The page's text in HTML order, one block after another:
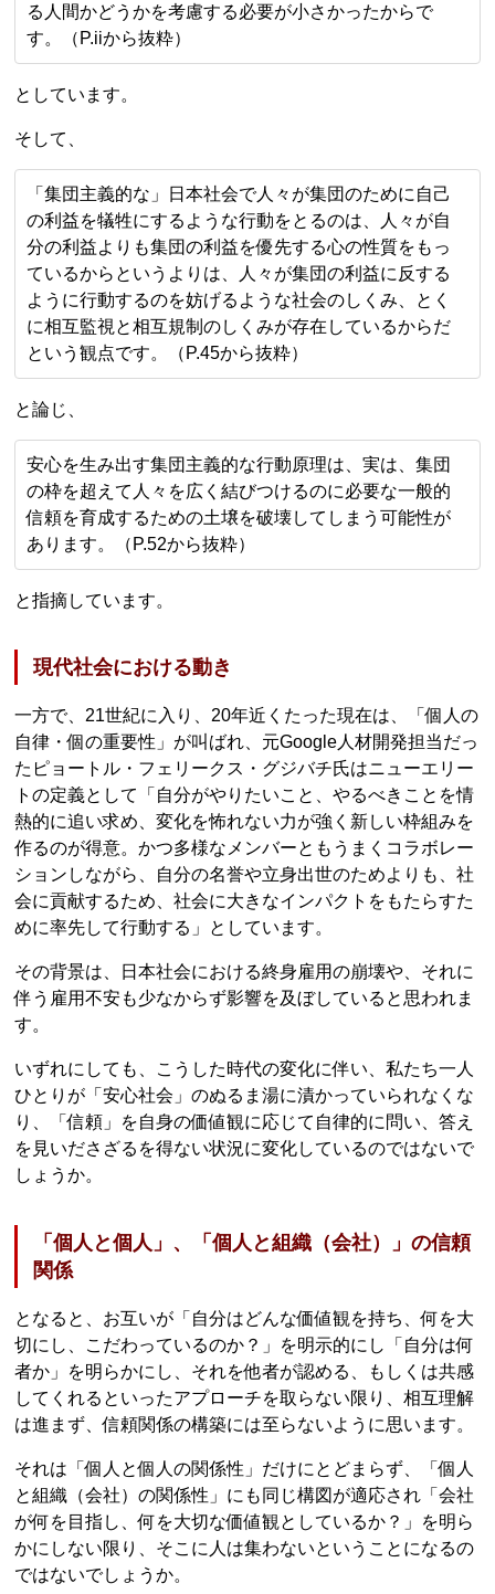
る人間かどうかを考慮する必要が小さかったからで
す。（P.iiから抜粋）
としています。
そして、
「集団主義的な」日本社会で人々が集団のために自己
の利益を犠牲にするような行動をとるのは、人々が自
分の利益よりも集団の利益を優先する心の性質をもっ
ているからというよりは、人々が集団の利益に反する
ように行動するのを妨げるような社会のしくみ、とく
に相互監視と相互規制のしくみが存在しているからだ
という観点です。（P.45から抜粋）
と論じ、
安心を生み出す集団主義的な行動原理は、実は、集団
の枠を超えて人々を広く結びつけるのに必要な一般的
信頼を育成するための土壌を破壊してしまう可能性が
あります。（P.52から抜粋）
と指摘しています。
現代社会における動き
一方で、21世紀に入り、20年近くたった現在は、「個人の
自律・個の重要性」が叫ばれ、元Google人材開発担当だっ
たピョートル・フェリークス・グジバチ氏はニューエリー
トの定義として「自分がやりたいこと、やるべきことを情
熱的に追い求め、変化を怖れない力が強く新しい枠組みを
作るのが得意。かつ多様なメンバーともうまくコラボレー
ションしながら、自分の名誉や立身出世のためよりも、社
会に貢献するため、社会に大きなインパクトをもたらすた
めに率先して行動する」としています。
その背景は、日本社会における終身雇用の崩壊や、それに
伴う雇用不安も少なからず影響を及ぼしていると思われま
す。
いずれにしても、こうした時代の変化に伴い、私たち一人
ひとりが「安心社会」のぬるま湯に漬かっていられなくな
り、「信頼」を自身の価値観に応じて自律的に問い、答え
を見いださざるを得ない状況に変化しているのではないで
しょうか。
「個人と個人」、「個人と組織（会社）」の信頼
関係
となると、お互いが「自分はどんな価値観を持ち、何を大
切にし、こだわっているのか？」を明示的にし「自分は何
者か」を明らかにし、それを他者が認める、もしくは共感
してくれるといったアプローチを取らない限り、相互理解
は進まず、信頼関係の構築には至らないように思います。
それは「個人と個人の関係性」だけにとどまらず、「個人
と組織（会社）の関係性」にも同じ構図が適応され「会社
が何を目指し、何を大切な価値観としているか？」を明ら
かにしない限り、そこに人は集わないということになるの
ではないでしょうか。